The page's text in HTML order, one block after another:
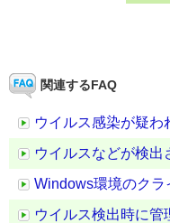
関連するFAQ
ウイルス感染が疑わ
ウイルスなどが検出
Windows環境のク
ウイルス検出時に